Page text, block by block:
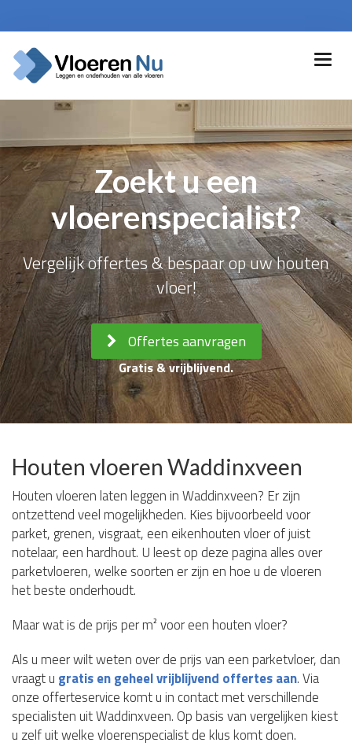
Zoekt u een
vloerenspecialist?
Vergelijk offertes & bespaar op uw houten
vloer!
Offertes aanvragen
Gratis & vrijblijvend.
Houten vloeren Waddinxveen
Houten vloeren laten leggen in Waddinxveen? Er zijn
ontzettend veel mogelijkheden. Kies bijvoorbeeld voor
parket, grenen, visgraat, een eikenhouten vloer of juist
notelaar, een hardhout. U leest op deze pagina alles over
parketvloeren, welke soorten er zijn en hoe u de vloeren
het beste onderhoudt.
Maar wat is de prijs per m² voor een houten vloer?
Als u meer wilt weten over de prijs van een parketvloer, dan
vraagt u gratis en geheel vrijblijvend offertes aan. Via
onze offerteservice komt u in contact met verschillende
specialisten uit Waddinxveen. Op basis van vergelijken kiest
u zelf uit welke vloerenspecialist de klus komt doen.